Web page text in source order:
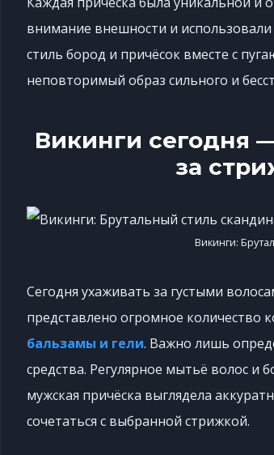
внимание внешности и
стиль бород и причёсок вместе с
неповторимый образ сильного и
Викинги сегодня
за
Викинги:
Сегодня ухаживать за густыми
представлено огромное количество
бальзамы и гели. Важно лишь
средства. Регулярное мытьё волос и
мужская причёска выглядела
сочетаться с выбранной стрижкой.